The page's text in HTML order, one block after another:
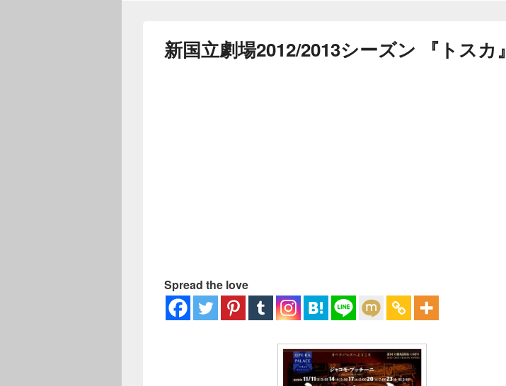
新国立劇場2012/2013シーズン 『トスカ』
Spread the love